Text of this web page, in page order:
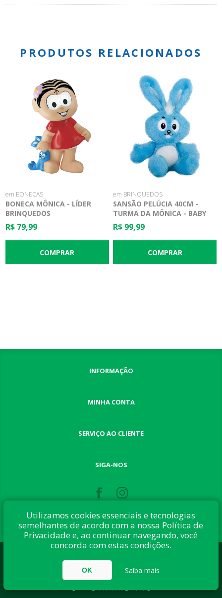
PRODUTOS RELACIONADOS
em BONECAS
BONECA MÔNICA - LÍDER
BRINQUEDOS
R$ 79,99
em BRINQUEDOS
SANSÃO PELÚCIA 40CM -
TURMA DA MÔNICA - BABY
BRINK
R$ 99,99
INFORMAÇÃO
MINHA CONTA
SERVIÇO AO CLIENTE
SIGA-NOS
Desenvolvido com:nopCommerce
Direitos autorais © 2026 Button Shop. Todos direitos reservados.
Utilizamos cookies essenciais e tecnologias
semelhantes de acordo com a nossa Política de
Privacidade e, ao continuar navegando, você
concorda com estas condições.
OK Saiba mais